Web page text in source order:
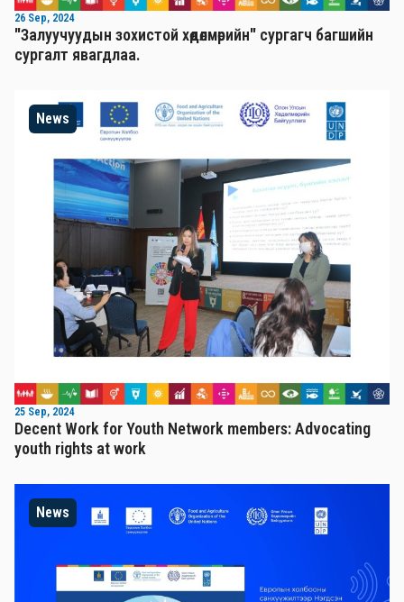
26 Sep, 2024
"Залуучуудын зохистой хөдөлмөрийн" сургагч багшийн
сургалт явагдлаа.
News
25 Sep, 2024
Decent Work for Youth Network members: Advocating
youth rights at work
News